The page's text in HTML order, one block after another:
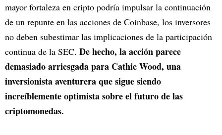
mayor fortaleza en cripto podría impulsar la continuación
de un repunte en las acciones de Coinbase, los inversores
no deben subestimar las implicaciones de la participación
continua de la SEC. De hecho, la acción parece
demasiado arriesgada para Cathie Wood, una
inversionista aventurera que sigue siendo
increíblemente optimista sobre el futuro de las
criptomonedas.